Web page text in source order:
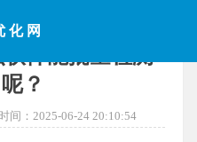
化网
？
间：2025-06-24 20:10:54